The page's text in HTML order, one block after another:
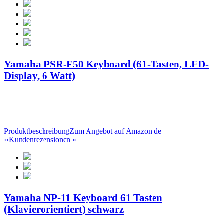
Yamaha PSR-F50 Keyboard (61-Tasten, LED-
Display, 6 Watt)
ProduktbeschreibungZum Angebot auf Amazon.de
››Kundenrezensionen »
Yamaha NP-11 Keyboard 61 Tasten
(Klavierorientiert) schwarz